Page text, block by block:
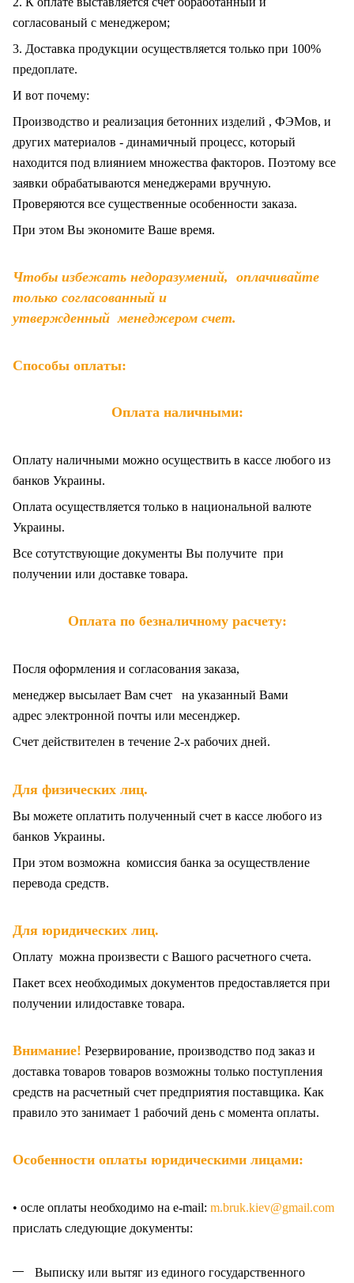
согласованый с менеджером;
3. Доставка продукции осуществляется только при 100%
предоплате.
И вот почему:
Производство и реализация бетонних изделий , ФЭМов, и
других материалов - динамичный процесс, который
находится под влиянием множества факторов. Поэтому все
заявки обрабатываются менеджерами вручную.
Проверяются все существенные особенности заказа.
При этом Вы экономите Ваше время.
Чтобы избежать недоразумений, оплачивайте
только согласованный и
утвержденный менеджером счет.
Способы оплаты:
Оплата наличными:
Оплату наличными можно осуществить в кассе любого из
банков Украины.
Оплата осуществляется только в национальной валюте
Украины.
Все сотутствующие документы Вы получите при
получении или доставке товара.
Оплата по безналичному расчету:
Посля оформления и согласования заказа,
менеджер высылает Вам счет на указанный Вами
адрес электронной почты или месенджер.
Счет действителен в течение 2-х рабочих дней.
Для физических лиц.
Вы можете оплатить полученный счет в кассе любого из
банков Украины.
При этом возможна комиссия банка за осуществление
перевода средств.
Для юридических лиц.
Оплату можна произвести с Вашого расчетного счета.
Пакет всех необходимых документов предоставляется при
получении илидоставке товара.
Внимание! Резервирование, производство под заказ и
доставка товаров товаров возможны только поступления
средств на расчетный счет предприятия поставщика. Как
правило это занимает 1 рабочий день с момента оплаты.
Особенности оплаты юридическими лицами:
• осле оплаты необходимо на e-mail: m.bruk.kiev@gmail.com
прислать следующие документы:
Выписку или вытяг из единого государственного